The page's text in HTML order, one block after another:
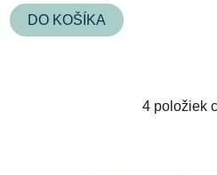
DO KOŠÍKA
O
4 položiek